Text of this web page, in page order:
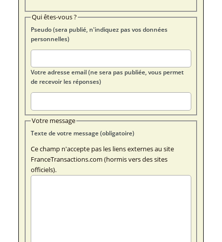
Qui êtes-vous ?
Pseudo (sera publié, n'indiquez pas vos données
personnelles)
Votre adresse email (ne sera pas publiée, vous permet
de recevoir les réponses)
Votre message
Texte de votre message (obligatoire)
Ce champ n'accepte pas les liens externes au site
FranceTransactions.com (hormis vers des sites
officiels).